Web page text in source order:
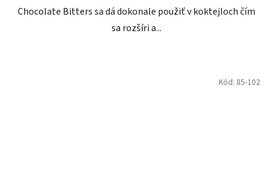
Chocolate Bitters sa dá dokonale použiť v koktejloch čím
sa rozšíri a...
Kód: 85-102